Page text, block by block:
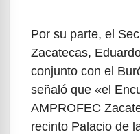
Por su parte, el
Zacatecas,
conjunto con el
señaló que «el
AMPROFEC
recinto Palacio de